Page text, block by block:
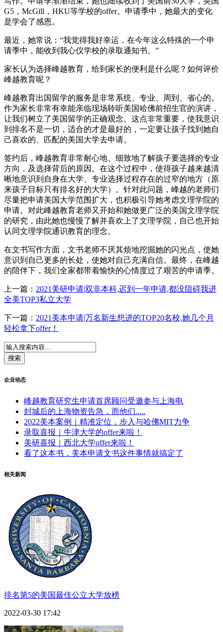
G5，McGill，HKU等学校的offer。申请季中，她最大的变化
是学会了感恩。
最近，她常说：“我觉得我好幸运，在今年这么特殊的一个申
请季中，能收到我心仪学校的录取通知书。”
家长认为选择峰越教育，给到家长的便利是什么呢？如何评价
峰越教育呢？
峰越教育出国留学的服务是非常系统、专业、周到、省心的。
作为家长非常有幸能亲临现场聆听美国哈佛前招生官的演讲，
让我们树立了美国留学的正确观念。这点非常重要，使我意识
到排名不是一切，适合的才是最好的，一定要让孩子找到她自
己喜欢的、匹配的美国大学去申请。
签约后，峰越教育非常耐心地、细致地了解孩子要选择的专业
方向，及选择背后的原因。在这个过程中，使得孩子越来越清
晰地意识到自身在大学、专业选择过程存在的过窄的地方（原
来孩子目标只有排名好的大学）。针对此问题，峰越的老师们
尽量把申请美国大学范围扩大，也积极引导她考虑文理学院的
申请。对此峰越教育老师又开始和她做更广泛的美国文理学院
的研究，由此她也慢慢了解并喜欢上了文理学院，自己也开始
认同文理学院通识教育的理念。
在文书写作方面，文书老师不厌其烦地挖掘她的闪光点，使她
意识到自己更多的长处，使她对自己充满自信。最终，在峰越
的陪伴下，我们全家都带着愉快的心情度过了艰苦的申请季。
上一篇： 2021美研申请|双非本科,迟到一年申请,都没阻碍我进
全美TOP3私立大学
下一篇： 2021美本申请|万名新生想进的TOP20名校,她几个月
轻松拿下offer！
企业动态
峰越教育研究生申请首席顾问受邀参与上海电
封城后的上海物资告急，而他们.....
2022美本案例｜精准定位，步入与哈佛MIT力争
录取喜报｜牛津大学的offer来啦！
美研喜报｜西北大学offer来啦！
看了这本书，美本申请文书这件事情就搞定了
相关新闻
排名第5的美国最佳公立大学放榜
2022-03-30 17:42